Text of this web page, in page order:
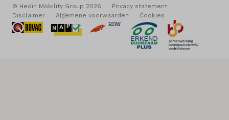
© Hedin Mobility Group 2026
Privacy statement
Disclaimer
Algemene voorwaarden Cookies